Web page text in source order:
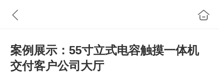
案例展示：55寸立式电容触摸一体机
交付客户公司大厅